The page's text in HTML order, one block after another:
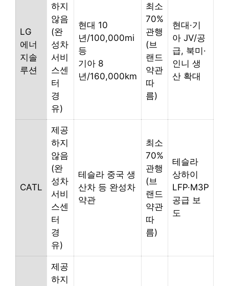
LG
에너
지솔
루션
하지
않음
(완
성차
서비
스센
터
경
유)
현대 10
년/100,000mi
등
기아 8
년/160,000km
최소
70%
관행
(브
랜드
약관
따
름)
현대·기
아 JV/공
급, 북미·
인니 생
산 확대
CATL
제공
하지
않음
(완
성차
서비
스센
터
경
유)
테슬라 중국 생
산차 등 완성차
약관
최소
70%
관행
(브
랜드
약관
따
름)
테슬라
상하이
LFP·M3P
공급 보
도
제공
하지